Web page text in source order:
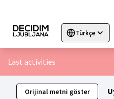
Türkçe
Sprache wählen
Last activities
Orijinal metni göster